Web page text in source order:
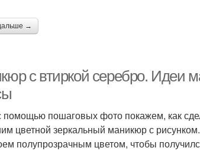
→
с втиркой серебро. Идеи
пошаговых фото покажем, как
цветной зеркальный маникюр с
полупрозрачным цветом, чтобы